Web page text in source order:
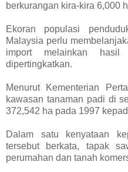
berkurangan kira-kira 6,000
Ekoran populasi
Malaysia perlu
import melainkan hasil
dipertingkatkan.
Menurut Kementerian
kawasan tanaman padi di
372,542 ha pada 1997
Dalam satu kenyataan
tersebut berkata, tapak
perumahan dan tanah